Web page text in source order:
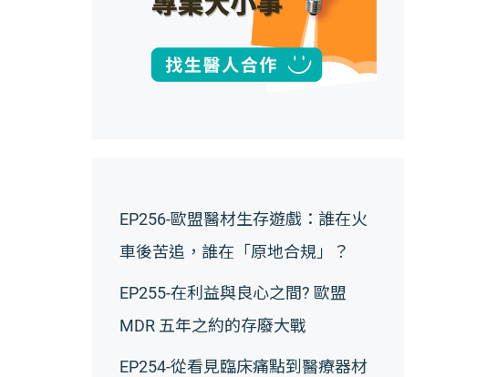
EP256-歐盟醫材生存遊戲：誰在火
車後苦追，誰在「原地合規」？
EP255-在利益與良心之間? 歐盟
MDR 五年之約的存廢大戰
EP254-從看見臨床痛點到醫療器材